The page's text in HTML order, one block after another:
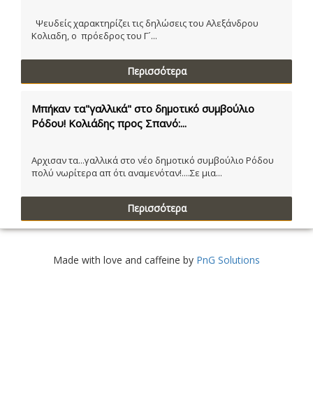
Ψευδείς χαρακτηρίζει τις δηλώσεις του Αλεξάνδρου
Κολιαδη, ο πρόεδρος του Γ´...
Περισσότερα
Μπήκαν τα"γαλλικά" στο δημοτικό συμβούλιο
Ρόδου! Κολιάδης προς Σπανό:...
Αρχισαν τα...γαλλικά στο νέο δημοτικό συμβούλιο Ρόδου
πολύ νωρίτερα απ ότι αναμενόταν!....Σε μια...
Περισσότερα
Made with love and caffeine by PnG Solutions